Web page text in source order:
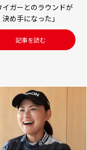
イガーとのラウンドが
決め手になった」
記事を読む